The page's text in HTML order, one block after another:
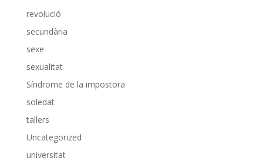
revolució
secundària
sexe
sexualitat
Síndrome de la impostora
soledat
tallers
Uncategorized
universitat